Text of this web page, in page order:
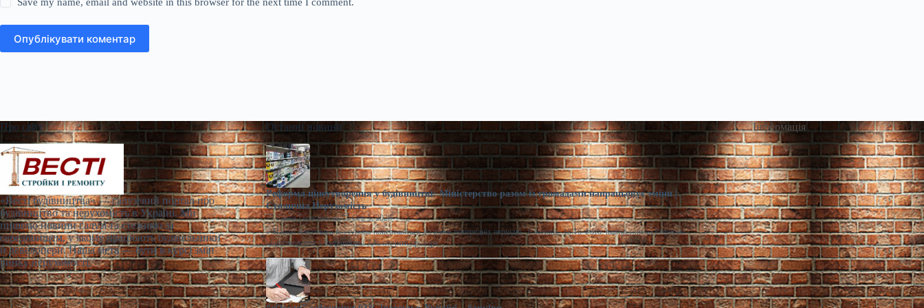
Save my name, email and website in this browser for the next time I comment.
Опублікувати коментар
Про сайт
«Весті будівництва» — галузевий портал про
будівництво та нерухомість в Україні. Ми
пишемо новини галузі та стежимо за
середовищем, у якому працюють будівельники
й девелопери. Наша мета — бути в курсі змін
ринку нерухомості.
Останні новини
Реформа ціноутворення у будівництві: Міністерство разом із громадами напрацьовує зміни |
Столична Нерухомість
Ганна Герасименко
Сер 5, 2026
> Наразі показники поступово повертаються до рівня попередніх періодів. Сьогодні, 18:16 Фото: minfin.com.ua Реформа
ціноутворення у будівництві Забезпечити прозоре
Інформація